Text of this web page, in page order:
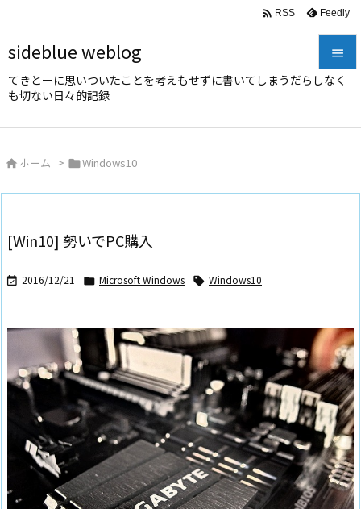
sideblue weblog
てきとーに思いついたことを考えもせずに書いてしまうだらしなく
も切ない日々的記録



 RSS Feedly
 ホーム > Windows10
[Win10] 勢いでPC購入
 2016/12/21  Microsoft Windows  Windows10